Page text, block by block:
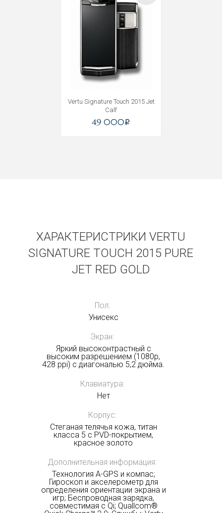
Vertu Signature Touch 2015 Jet
Calf
49 000i
ХАРАКТЕРИСТРИКИ VERTU
SIGNATURE TOUCH 2015 PURE
JET RED GOLD
Пол:
Унисекс
Экран:
Яркий высоконтрастный с
высоким разрешением (1080p,
428 ppi) с диагональю 5,2 дюйма.
Клавиатура:
Нет
Корпус:
Стеганая телячья кожа, титан
класса 5 с PVD-покрытием,
красное золото
Дополнительная информация:
Технология A-GPS и компас;
Гироскоп и акселерометр для
определения ориентации экрана и
игр; Беспроводная зарядка,
совместимая с Qi; Quallcom®
Получать на почту